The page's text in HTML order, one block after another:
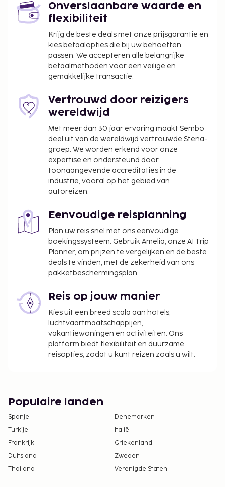
62,4 km
Ermoupolis (JSY-Nationale luchthaven Syros Island)
De aanbevolen luchthaven voor deze villa is
Mykonos (JMK-Mykonos Island National).
Ter plaatse heb je gratis parkeerplaatsen. Plezier
geniet van het uitzicht vanuit een terras.
De volgende kosten dienen bij de accommodatie te
worden betaald. De kosten kunnen inclusief
toepasselijke belastingen zijn:
Schadeborg: EUR 2000 per verblijf
Er wordt een stadsbelasting door de stad geïnd
en bij de accommodatie in rekening gebracht.
Deze belasting wordt per seizoen aangepast en
mogelijk ook andere uitzonderingen en
kortingen. Neem voor meer informatie contact
op met de accommodatie via de
contactgegevens in de boekingsbevestiging.
De stad heft de volgende belasting: van 1
november tot 31 maart betaal je EUR 0.50 per
accommodatie, per nacht.
De stad heft de volgende belasting: van 1 april
tot 31 oktober betaal je EUR 2.00 per
accommodatie, per nacht.
We hebben alle kosten vermeld die de
accommodatie aan ons heeft doorgegeven.
Deze lijst is mogelijk niet volledig. Toeslagen en
borgsommen zijn mogelijk excl. btw en kunnen
wijzigen.
Wegens de nationale wetgeving mogen
contante betalingen bij deze accommodatie
het bedrag van EUR 500 niet overschrijden.
Onverslaanbare waarde en
flexibiliteit
Krijg de beste deals met onze prijsgarantie en
kies betaalopties die bij uw behoeften
passen. We accepteren alle belangrijke
betaalmethoden voor een veilige en
gemakkelijke transactie.
Vertrouwd door reizigers
wereldwijd
Met meer dan 30 jaar ervaring maakt Sembo
deel uit van de wereldwijd vertrouwde Stena-
groep. We worden erkend voor onze
expertise en ondersteund door
toonaangevende accreditaties in de
industrie, vooral op het gebied van
autoreizen.
Eenvoudige reisplanning
Plan uw reis snel met ons eenvoudige
boekingssysteem. Gebruik Amelia, onze AI Trip
Planner, om prijzen te vergelijken en de beste
deals te vinden, met de zekerheid van ons
pakketbeschermingsplan.
Reis op jouw manier
Kies uit een breed scala aan hotels,
luchtvaartmaatschappijen,
vakantiewoningen en activiteiten. Ons
platform biedt flexibiliteit en duurzame
reisopties, zodat u kunt reizen zoals u wilt.
Populaire landen
Spanje
Denemarken
Turkije
Italië
Frankrijk
Griekenland
Duitsland
Zweden
Thailand
Verenigde Staten